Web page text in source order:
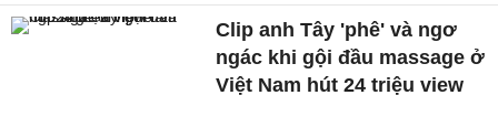
Clip anh Tây 'phê' và ngơ
ngác khi gội đầu massage ở
Việt Nam hút 24 triệu view